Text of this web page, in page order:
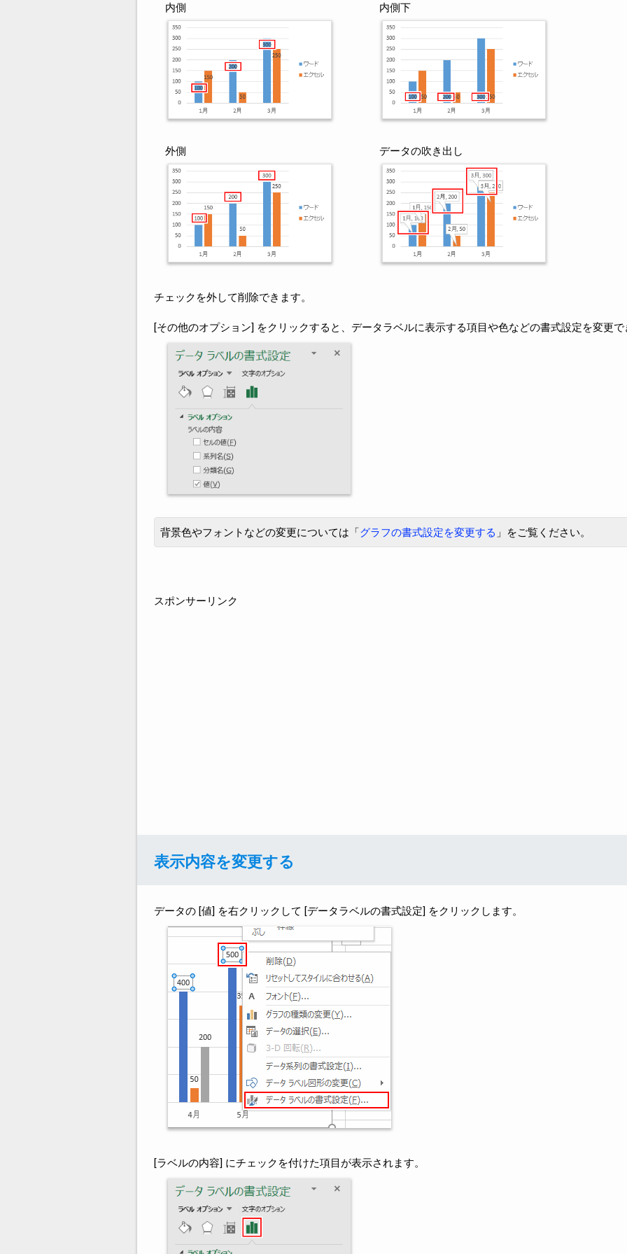
内側 内側下
外側 データの吹き出し
チェックを外して削除できます。
[その他のオプション] をクリックすると、データラベルに表示する項目や色などの書式設定を変更
背景色やフォントなどの変更については「 グラフの書式設定を変更する 」をご覧ください。
スポンサーリンク
表示内容を変更する
データの [値] を右クリックして [データラベルの書式設定] をクリックします。
[ラベルの内容] にチェックを付けた項目が表示されます。